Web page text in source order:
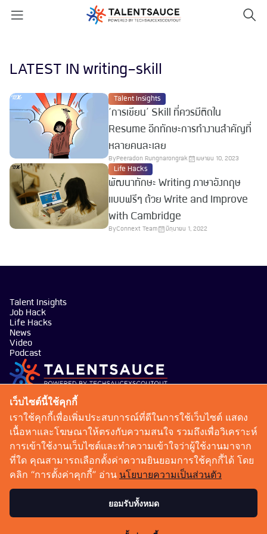
LATEST IN writing-skill
Talent Insights
‘การเขียน’ Skill ที่ควรมีติดใน
Resume อีกทักษะการทำงานสำคัญที่
หลายคนละเลย
ByPeeradon Rungnarongrak เมษายน 10, 2023
Life Hacks
พัฒนาทักษะ Writing ภาษาอังกฤษ
แบบฟรีๆ ด้วย Write and Improve
with Cambridge
ByConnext Team มิถุนายน 1, 2022
Talent Insights
Job Hack
Life Hacks
News
Video
Podcast
บริษัท เทคซอส มีเดีย จำกัด
101 ทรู ดิจิทัล พาร์ค อาคาร กริฟฟิน ชั้น 14 ห้อง 1401
ถนนสุขุมวิท แขวงบางจาก เขตพระโขนง กรุงเทพมหานคร
10260
talentsauce@techsauce.co
02-001-5375
เว็บไซต์นี้ใช้คุกกี้
เราใช้คุกกี้เพื่อเพิ่มประสบการณ์ที่ดีในการใช้เว็บไซต์ แสดง
เนื้อหาและโฆษณาให้ตรงกับความสนใจ รวมถึงเพื่อวิเคราะห์
การเข้าใช้งานเว็บไซต์และทำความเข้าใจว่าผู้ใช้งานมาจาก
ที่ใด คุณสามารถเลือกตั้งค่าความยินยอมการใช้คุกกี้ได้ โดย
คลิก “การตั้งค่าคุกกี้” อ่าน นโยบายความเป็นส่วนตัว
ยอมรับทั้งหมด